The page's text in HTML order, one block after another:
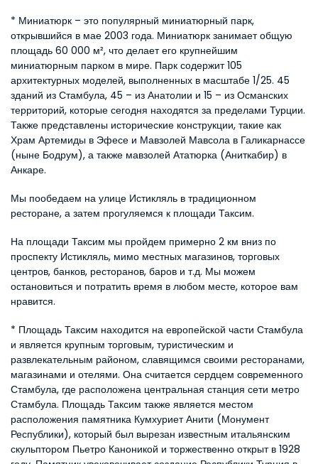
* Миниатюрк – это популярный миниатюрный парк,
открывшийся в мае 2003 года. Миниатюрк занимает общую
площадь 60 000 м², что делает его крупнейшим
миниатюрным парком в мире. Парк содержит 105
архитектурных моделей, выполненных в масштабе 1/25. 45
зданий из Стамбула, 45 – из Анатолии и 15 – из Османских
территорий, которые сегодня находятся за пределами Турции.
Также представлены исторические конструкции, такие как
Храм Артемиды в Эфесе и Мавзолей Мавсола в Галикарнассе
(ныне Бодрум), а также мавзолей Ататюрка (Аниткабир) в
Анкаре.
Мы пообедаем на улице Истикляль в традиционном
ресторане, а затем прогуляемся к площади Таксим.
На площади Таксим мы пройдем примерно 2 км вниз по
проспекту Истикляль, мимо местных магазинов, торговых
центров, банков, ресторанов, баров и т.д. Мы можем
остановиться и потратить время в любом месте, которое вам
нравится.
* Площадь Таксим находится на европейской части Стамбула
и является крупным торговым, туристическим и
развлекательным районом, славящимся своими ресторанами,
магазинами и отелями. Она считается сердцем современного
Стамбула, где расположена центральная станция сети метро
Стамбула. Площадь Таксим также является местом
расположения памятника Кумхуриет Анити (Монумент
Республики), который был вырезан известным итальянским
скульптором Пьетро Каноникой и торжественно открыт в 1928